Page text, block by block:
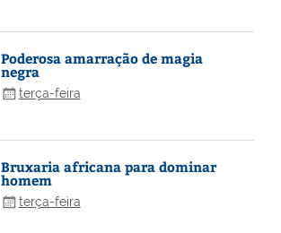
Poderosa amarração de magia
negra
terça-feira
Bruxaria africana para dominar
homem
terça-feira